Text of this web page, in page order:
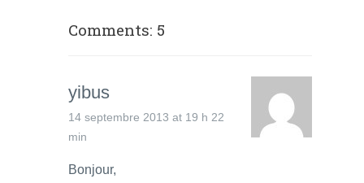
Comments: 5
yibus
14 septembre 2013 at 19 h 22
min
Bonjour,